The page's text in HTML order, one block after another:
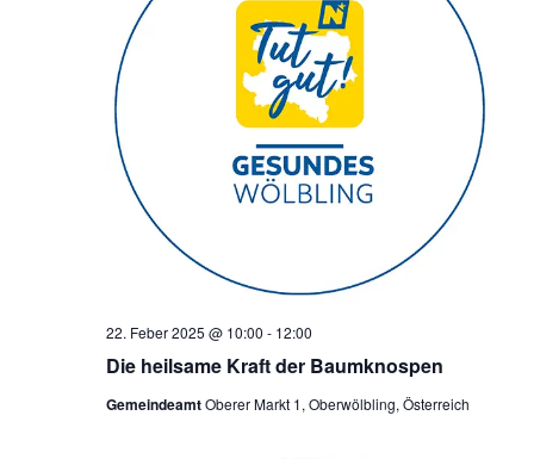
Die heilsame Kraft der Baumknospen
22. Feber 2025 @ 10:00 - 12:00
GemeindeamtOberer Markt 1, Oberwölbling, Österreich